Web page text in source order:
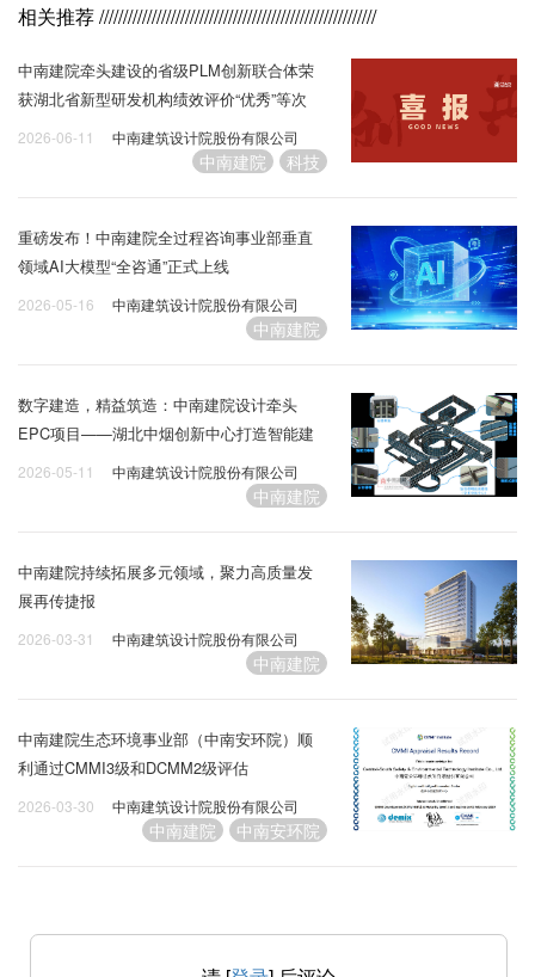
相关推荐//////////////////////////////////////////////////////////
中南建院牵头建设的省级PLM创新联合体荣
获湖北省新型研发机构绩效评价“优秀”等次
2026-06-11 中南建筑设计院股份有限公司
中南建院 科技
重磅发布！中南建院全过程咨询事业部垂直
领域AI大模型“全咨通”正式上线
2026-05-16 中南建筑设计院股份有限公司
中南建院
数字建造，精益筑造：中南建院设计牵头
EPC项目——湖北中烟创新中心打造智能建
造新典范
2026-05-11 中南建筑设计院股份有限公司
中南建院
中南建院持续拓展多元领域，聚力高质量发
展再传捷报
2026-03-31 中南建筑设计院股份有限公司
中南建院
中南建院生态环境事业部（中南安环院）顺
利通过CMMI3级和DCMM2级评估
2026-03-30 中南建筑设计院股份有限公司
中南建院 中南安环院